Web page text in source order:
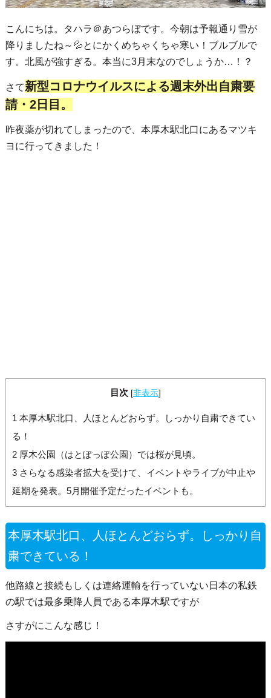
こんにちは。タハラ＠あつらぼです。今朝は予報通り雪が
降りましたね～💦とにかくめちゃくちゃ寒い！ブルブルで
す。北風が強すぎる。本当に3月末なのでしょうか…！？
さて新型コロナウイルスによる週末外出自粛要
請・2日目。
昨夜薬が切れてしまったので、本厚木駅北口にあるマツキ
ヨに行ってきました！
目次 [非表示]
1本厚木駅北口、人ほとんどおらず。しっかり自粛できてい
る！
2厚木公園（はとぽっぽ公園）では桜が見頃。
3さらなる感染者拡大を受けて、イベントやライブが中止や
延期を発表。5月開催予定だったイベントも。
本厚木駅北口、人ほとんどおらず。しっかり自
粛できている！
他路線と接続もしくは連絡運輸を行っていない日本の私鉄
の駅では最多乗降人員である本厚木駅ですが
さすがにこんな感じ！